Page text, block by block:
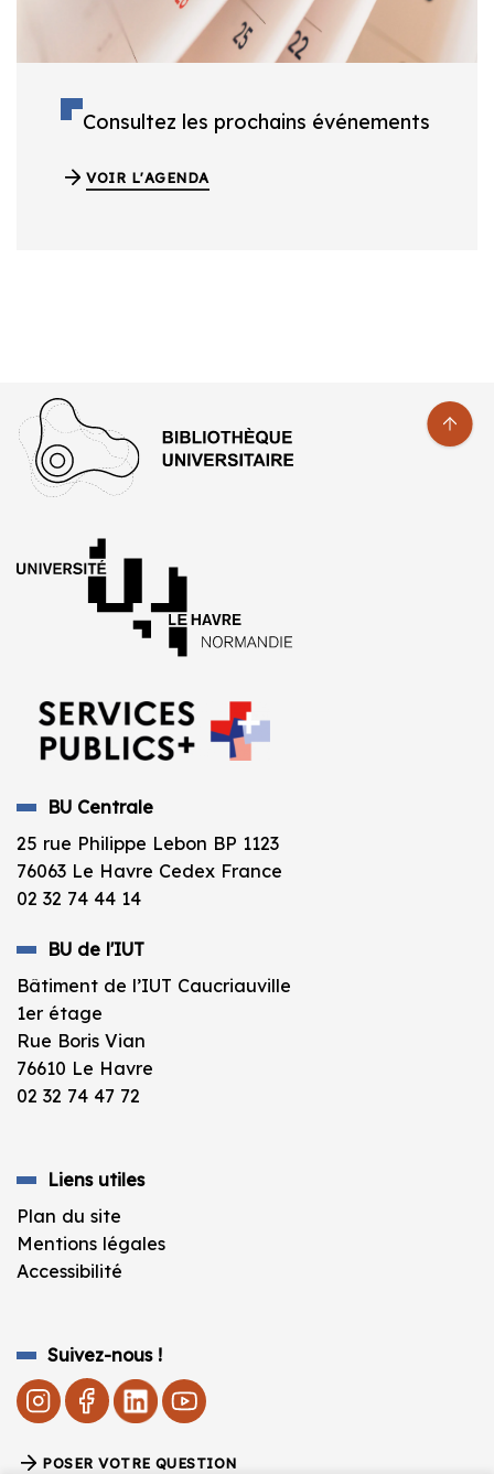
Consultez les prochains événements
VOIR L'AGENDA
BU Centrale
25 rue Philippe Lebon BP 1123
76063 Le Havre Cedex France
02 32 74 44 14
BU de l'IUT
Bâtiment de l’IUT Caucriauville
1er étage
Rue Boris Vian
76610 Le Havre
02 32 74 47 72
Liens utiles
Plan du site
Mentions légales
Accessibilité
Suivez-nous !
POSER VOTRE QUESTION